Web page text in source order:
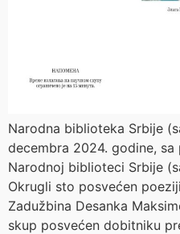
Narodna biblioteka Srbije
decembra 2024. godine,
Narodnoj biblioteci Srbije
Okrugli sto posvećen
Zadužbina Desanka
skup posvećen dobitniku